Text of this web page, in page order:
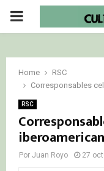
PRIMARY
Home
RSC
Corresponsables
RSC
Por Juan Royo 27